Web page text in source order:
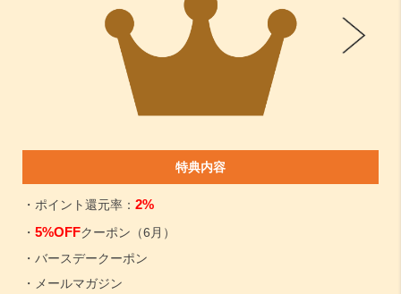
特典内容
・ポイント還元率： 2%
・ 5%OFFクーポン（6月）
・バースデークーポン
・メールマガジン